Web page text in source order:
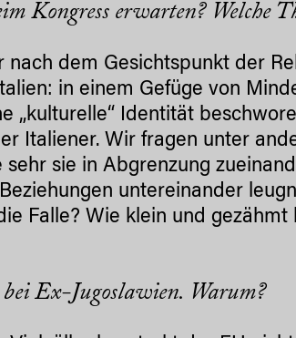
Kongress erwarten? Welche
nach dem Gesichtspunkt der
in einem Gefüge von
„kulturelle“ Identität
Italiener. Wir fragen unter
sie in Abgrenzung
untereinander
Falle? Wie klein und
Ex-Jugoslawien. Warum?